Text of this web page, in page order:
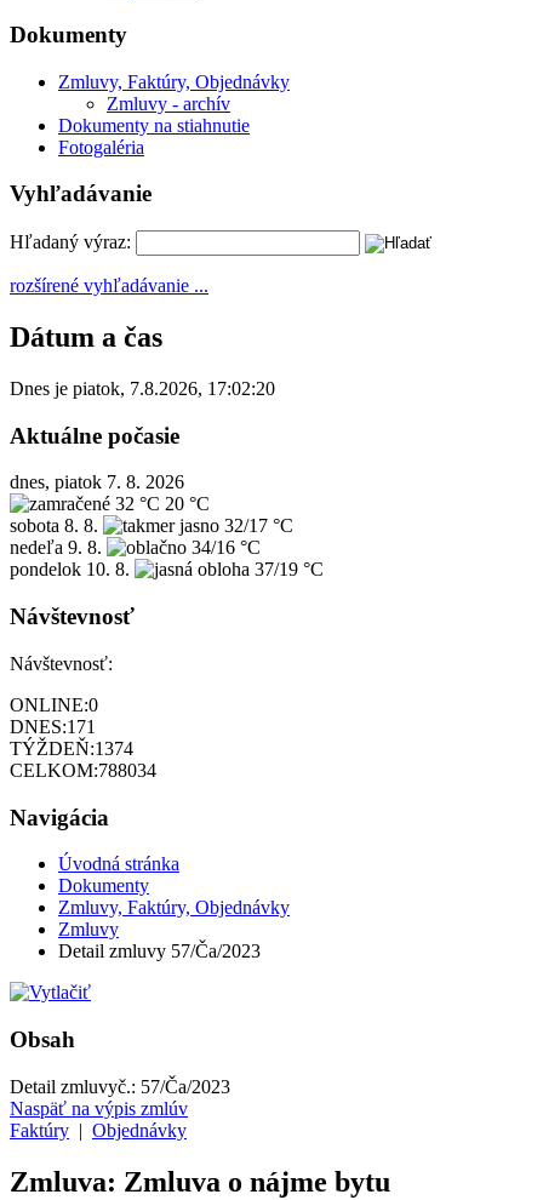
Dokumenty
Zmluvy, Faktúry, Objednávky
Zmluvy - archív
Dokumenty na stiahnutie
Fotogaléria
Vyhľadávanie
Hľadaný výraz:
rozšírené vyhľadávanie ...
Dátum a čas
Dnes je piatok, 7.8.2026, 17:02:20
Aktuálne počasie
dnes, piatok 7. 8. 2026
32 °C 20 °C
sobota 8. 8.
32/17 °C
nedeľa 9. 8.
34/16 °C
pondelok 10. 8. 37/19 °C
Návštevnosť
Návštevnosť:
ONLINE:0
DNES:171
TÝŽDEŇ:1374
CELKOM:788034
Navigácia
Úvodná stránka
Dokumenty
Zmluvy, Faktúry, Objednávky
Zmluvy
Detail zmluvy 57/Ča/2023
Obsah
Detail zmluvyč.: 57/Ča/2023
Naspäť na výpis zmlúv
Faktúry | Objednávky
Zmluva: Zmluva o nájme bytu